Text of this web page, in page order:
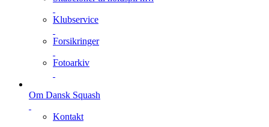
Klubservice
Forsikringer
Fotoarkiv
Om Dansk Squash
Kontakt